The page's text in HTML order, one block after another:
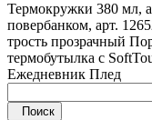
Термокружки 380 мл,
повербанком, арт.
трость прозрачный
термобутылка с
Ежедневник Плед
Поиск